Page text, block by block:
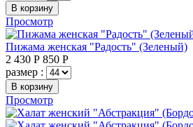
В корзину
Просмотр
Пижама женская "Радость" (Зеленый)
2 430 Р 850 Р
размер :
В корзину
Просмотр